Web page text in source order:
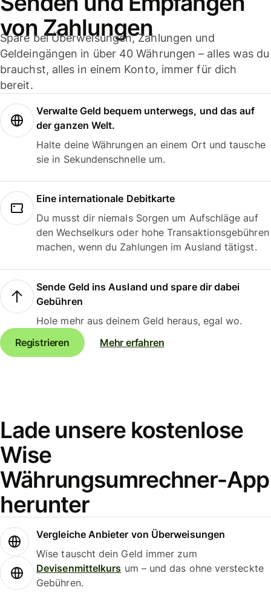
von Zahlungen
Spare bei Überweisungen, Zahlungen und
Geldeingängen in über 40 Währungen – alles was du
brauchst, alles in einem Konto, immer für dich
bereit.
Verwalte Geld bequem unterwegs, und das auf
der ganzen Welt.
Halte deine Währungen an einem Ort und tausche
sie in Sekundenschnelle um.
Eine internationale Debitkarte
Du musst dir niemals Sorgen um Aufschläge auf
den Wechselkurs oder hohe Transaktionsgebühren
machen, wenn du Zahlungen im Ausland tätigst.
Sende Geld ins Ausland und spare dir dabei
Gebühren
Hole mehr aus deinem Geld heraus, egal wo.
Registrieren
Mehr erfahren
Lade unsere kostenlose
Wise
Währungsumrechner-App
herunter
Vergleiche Anbieter von Überweisungen
Wise tauscht dein Geld immer zum
Devisenmittelkurs um – und das ohne versteckte
Gebühren.